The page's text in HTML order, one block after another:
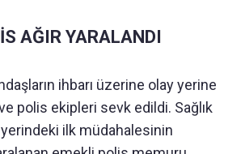
AĞIR YARALANDI
ihbarı üzerine olay yerine
polis ekipleri sevk edildi. Sağlık
ilk müdahalesinin